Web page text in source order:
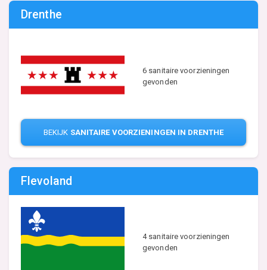
Drenthe
6 sanitaire voorzieningen
gevonden
BEKIJK SANITAIRE VOORZIENINGEN IN DRENTHE
Flevoland
4 sanitaire voorzieningen
gevonden